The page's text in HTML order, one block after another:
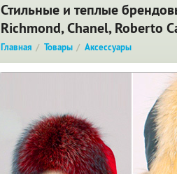
Стильные и теплые
Richmond, Chanel, Roberto
Главная Товары Аксессуары